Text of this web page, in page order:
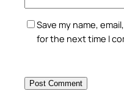
Save my name,
for the next time I